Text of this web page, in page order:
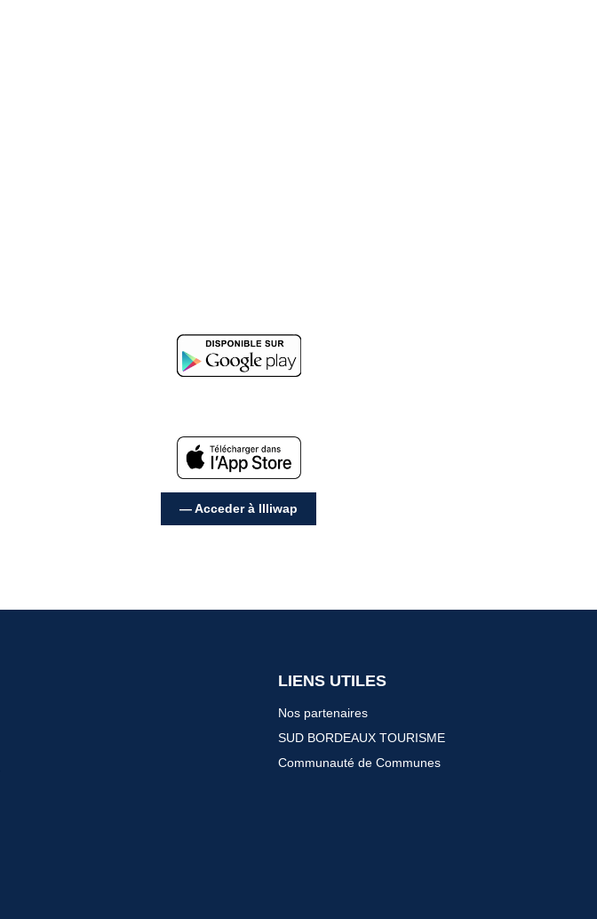
— Acceder à Illiwap
LIENS UTILES
Nos partenaires
SUD BORDEAUX TOURISME
Communauté de Communes